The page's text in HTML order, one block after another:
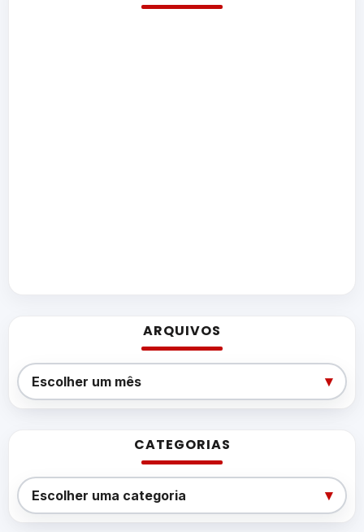
ARQUIVOS
Arquivos
Escolher um mês ▾
CATEGORIAS
Categorias
Escolher uma categoria ▾